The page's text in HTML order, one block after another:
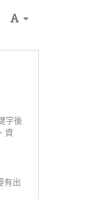
字後
資
有出